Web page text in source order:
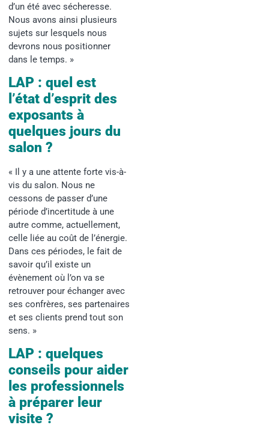
d’un été avec sécheresse.
Nous avons ainsi plusieurs
sujets sur lesquels nous
devrons nous positionner
dans le temps. »
LAP : quel est
l’état d’esprit des
exposants à
quelques jours du
salon ?
« Il y a une attente forte vis-à-
vis du salon. Nous ne
cessons de passer d’une
période d’incertitude à une
autre comme, actuellement,
celle liée au coût de l’énergie.
Dans ces périodes, le fait de
savoir qu’il existe un
évènement où l’on va se
retrouver pour échanger avec
ses confrères, ses partenaires
et ses clients prend tout son
sens. »
LAP : quelques
conseils pour aider
les professionnels
à préparer leur
visite ?